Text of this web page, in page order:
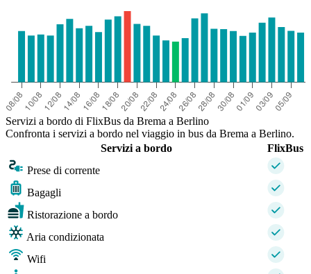
Servizi a bordo di FlixBus da Brema a Berlino
Confronta i servizi a bordo nel viaggio in bus da Brema a Berlino.
Servizi a bordo
FlixBus
Prese di corrente
Bagagli
Ristorazione a bordo
Aria condizionata
Wifi